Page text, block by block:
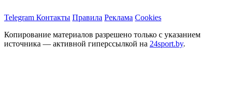
Telegram Контакты Правила Реклама Cookies
Копирование материалов разрешено только с указанием
источника — активной гиперссылкой на 24sport.by.